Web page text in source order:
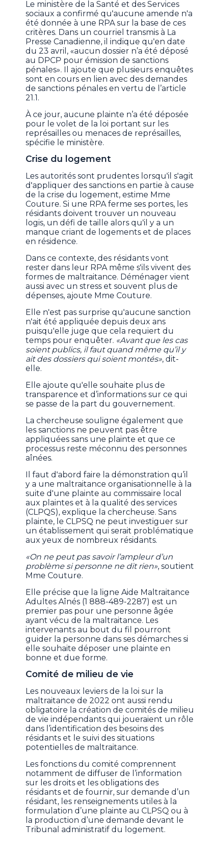
Le ministère de la Santé et des Services
sociaux a confirmé qu'aucune amende n'a
été donnée à une RPA sur la base de ces
critères. Dans un courriel transmis à La
Presse Canadienne, il indique qu'en date
du 23 avril, «aucun dossier n’a été déposé
au DPCP pour émission de sanctions
pénales». Il ajoute que plusieurs enquêtes
sont en cours en lien avec des demandes
de sanctions pénales en vertu de l’article
21.1.
À ce jour, aucune plainte n’a été déposée
pour le volet de la loi portant sur les
représailles ou menaces de représailles,
spécifie le ministère.
Crise du logement
Les autorités sont prudentes lorsqu'il s'agit
d'appliquer des sanctions en partie à cause
de la crise du logement, estime Mme
Couture. Si une RPA ferme ses portes, les
résidants doivent trouver un nouveau
logis, un défi de taille alors qu'il y a un
manque criant de logements et de places
en résidence.
Dans ce contexte, des résidants vont
rester dans leur RPA même s'ils vivent des
formes de maltraitance. Déménager vient
aussi avec un stress et souvent plus de
dépenses, ajoute Mme Couture.
Elle n'est pas surprise qu'aucune sanction
n'ait été appliquée depuis deux ans
puisqu'elle juge que cela requiert du
temps pour enquêter. «Avant que les cas
soient publics, il faut quand même qu’il y
ait des dossiers qui soient montés», dit-
elle.
Elle ajoute qu'elle souhaite plus de
transparence et d’informations sur ce qui
se passe de la part du gouvernement.
La chercheuse souligne également que
les sanctions ne peuvent pas être
appliquées sans une plainte et que ce
processus reste méconnu des personnes
aînées.
Il faut d'abord faire la démonstration qu’il
y a une maltraitance organisationnelle à la
suite d'une plainte au commissaire local
aux plaintes et à la qualité des services
(CLPQS), explique la chercheuse. Sans
plainte, le CLPSQ ne peut investiguer sur
un établissement qui serait problématique
aux yeux de nombreux résidants.
«On ne peut pas savoir l’ampleur d’un
problème si personne ne dit rien», soutient
Mme Couture.
Elle précise que la ligne Aide Maltraitance
Adultes Aînés (1 888-489-2287) est un
premier pas pour une personne âgée
ayant vécu de la maltraitance. Les
intervenants au bout du fil pourront
guider la personne dans ses démarches si
elle souhaite déposer une plainte en
bonne et due forme.
Comité de milieu de vie
Les nouveaux leviers de la loi sur la
maltraitance de 2022 ont aussi rendu
obligatoire la création de comités de milieu
de vie indépendants qui joueraient un rôle
dans l’identification des besoins des
résidants et le suivi des situations
potentielles de maltraitance.
Les fonctions du comité comprennent
notamment de diffuser de l’information
sur les droits et les obligations des
résidants et de fournir, sur demande d’un
résidant, les renseignements utiles à la
formulation d’une plainte au CLPSQ ou à
la production d’une demande devant le
Tribunal administratif du logement.